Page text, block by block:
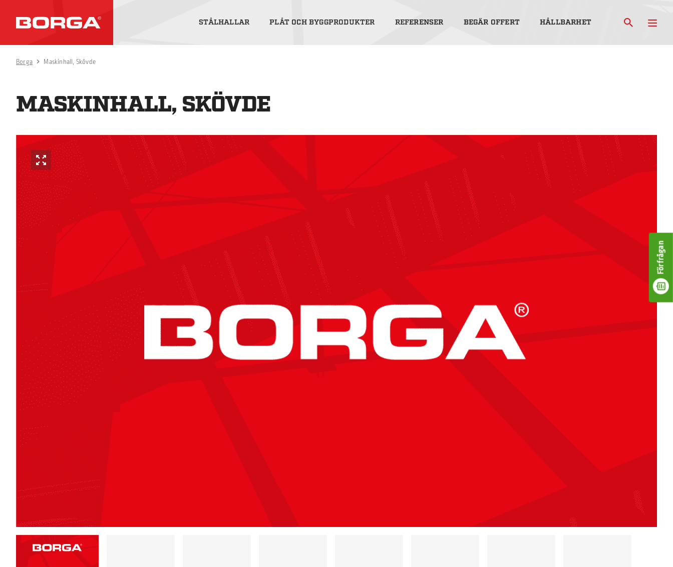
STÅLHALLAR PLÅT OCH BYGGPRODUKTER REFERENSER BEGÄR OFFERT HÅLLBARHET
Förfrågan
Borga Maskinhall, Skövde
MASKINHALL, SKÖVDE